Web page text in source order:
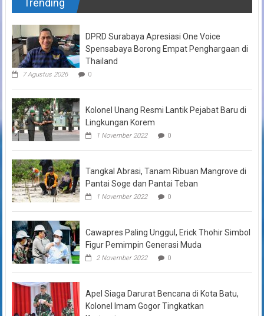
DPRD Surabaya Apresiasi One Voice
Spensabaya Borong Empat Penghargaan di
Thailand
7 Agustus 2026 0
Kolonel Unang Resmi Lantik Pejabat Baru di
Lingkungan Korem
1 November 2022 0
Tangkal Abrasi, Tanam Ribuan Mangrove di
Pantai Soge dan Pantai Teban
1 November 2022 0
Cawapres Paling Unggul, Erick Thohir Simbol
Figur Pemimpin Generasi Muda
2 November 2022 0
Apel Siaga Darurat Bencana di Kota Batu,
Kolonel Imam Gogor Tingkatkan